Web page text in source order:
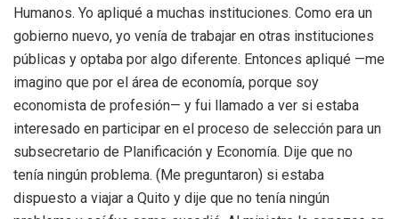
Humanos. Yo apliqué a muchas instituciones. Como era un
gobierno nuevo, yo venía de trabajar en otras instituciones
públicas y optaba por algo diferente. Entonces apliqué —me
imagino que por el área de economía, porque soy
economista de profesión— y fui llamado a ver si estaba
interesado en participar en el proceso de selección para un
subsecretario de Planificación y Economía. Dije que no
tenía ningún problema. (Me preguntaron) si estaba
dispuesto a viajar a Quito y dije que no tenía ningún